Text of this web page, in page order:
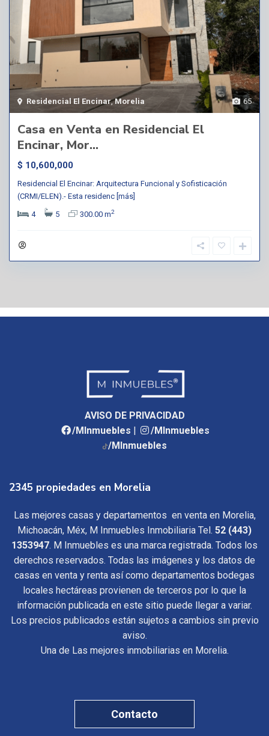
65
Residencial El Encinar,Morelia
Casa en Venta en Residencial El
Encinar, Mor...
$ 10,600,000
Residencial El Encinar: Arquitectura Funcional y Sofisticación
(CRMI/ELEN).- Esta residenc [más]
4
5 300.00 m2
AVISO DE PRIVACIDAD
/MInmuebles |
/MInmuebles
/MInmuebles
2345 propiedades en Morelia
Las mejores casas y departamentos en venta en Morelia,
Michoacán, Méx, M Inmuebles Inmobiliaria Tel. 52 (443)
1353947. M Inmuebles es una marca registrada. Todos los
derechos reservados. Todas las imágenes y los datos de
casas en venta y renta así como departamentos bodegas
locales hectáreas provienen de terceros por lo que la
información publicada en este sitio puede llegar a variar.
Los precios publicados están sujetos a cambios sin previo
aviso.
Una de Las mejores inmobiliarias en Morelia.